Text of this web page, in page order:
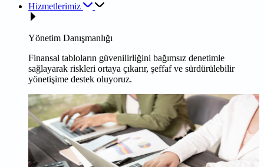
Hizmetlerimiz
Yönetim Danışmanlığı
Finansal tabloların güvenilirliğini bağımsız denetimle
sağlayarak riskleri ortaya çıkarır, şeffaf ve sürdürülebilir
yönetişime destek oluyoruz.